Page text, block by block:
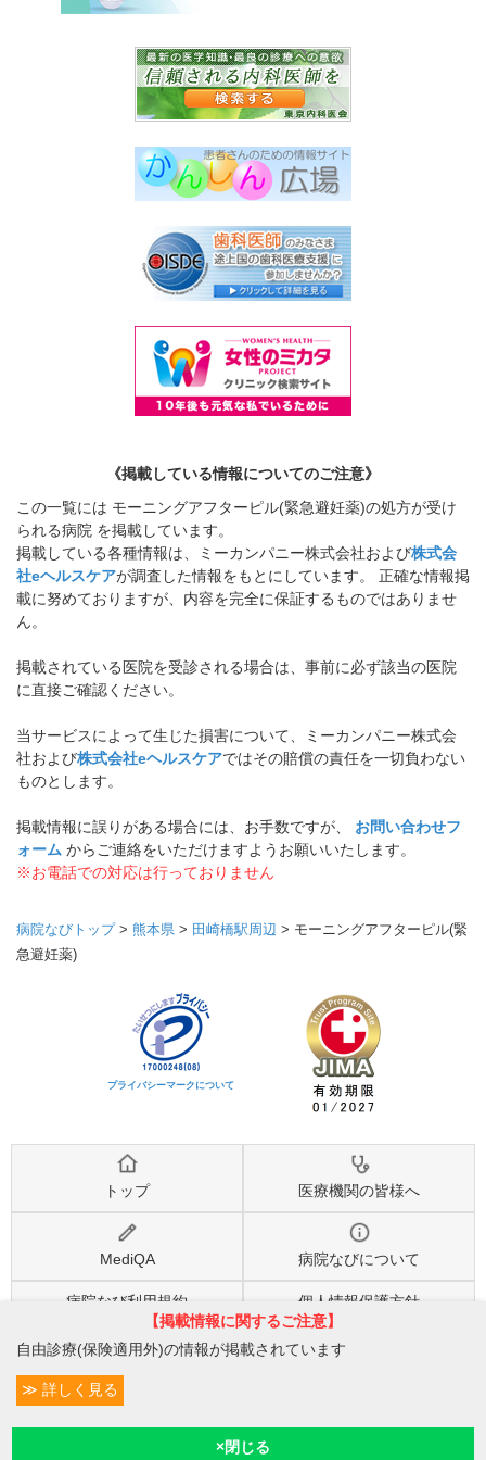
《掲載している情報についてのご注意》
この一覧には モーニングアフターピル(緊急避妊薬)の処方が受け
られる病院 を掲載しています。
掲載している各種情報は、ミーカンパニー株式会社および株式会
社eヘルスケアが調査した情報をもとにしています。 正確な情報掲
載に努めておりますが、内容を完全に保証するものではありませ
ん。
掲載されている医院を受診される場合は、事前に必ず該当の医院
に直接ご確認ください。
当サービスによって生じた損害について、ミーカンパニー株式会
社および株式会社eヘルスケアではその賠償の責任を一切負わない
ものとします。
掲載情報に誤りがある場合には、お手数ですが、 お問い合わせフ
ォーム からご連絡をいただけますようお願いいたします。
※お電話での対応は行っておりません
病院なびトップ> 熊本県 > 田崎橋駅周辺 > モーニングアフターピル(緊
急避妊薬)
プライバシーマークについて
トップ 医療機関の皆様へ
MediQA 病院なびについて
病院なび利用規約 個人情報保護方針
現在診療
【掲載情報に関するご注意】
自由診療(保険適用外)の情報が掲載されています
詳しく見る